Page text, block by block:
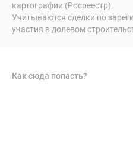
картографии (Росреестр).
Учитываются сделки по
участия в долевом
Как сюда попасть?